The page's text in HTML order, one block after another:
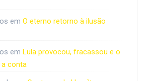
em O eterno retorno à ilusão
em Lula provocou, fracassou e o
a conta